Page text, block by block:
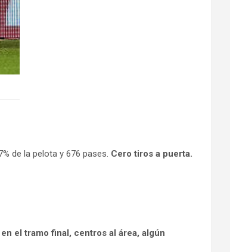
de la pelota y 676 pases. Cero tiros a puerta.
el tramo final, centros al área, algún